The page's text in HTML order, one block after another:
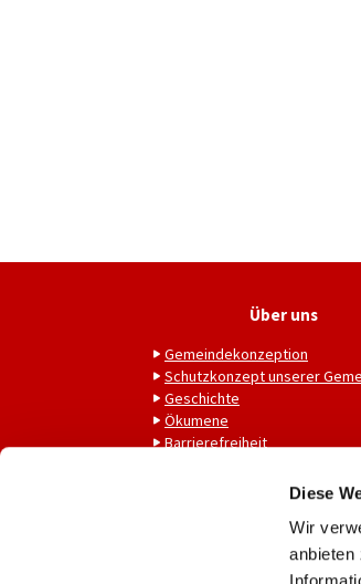
Diese
Wir
anbieten
Über uns
Gemeindekonzeption
Schutzkonzept unserer
Geschichte
Ökumene
Barrierefreiheit